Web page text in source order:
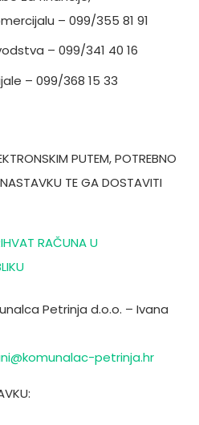
– 099/355 81 91
– 099/341 40 16
– 099/368 15 33
PUTEM, POTREBNO
TE GA DOSTAVITI
RAČUNA U
Petrinja d.o.o. – Ivana
petrinja.hr